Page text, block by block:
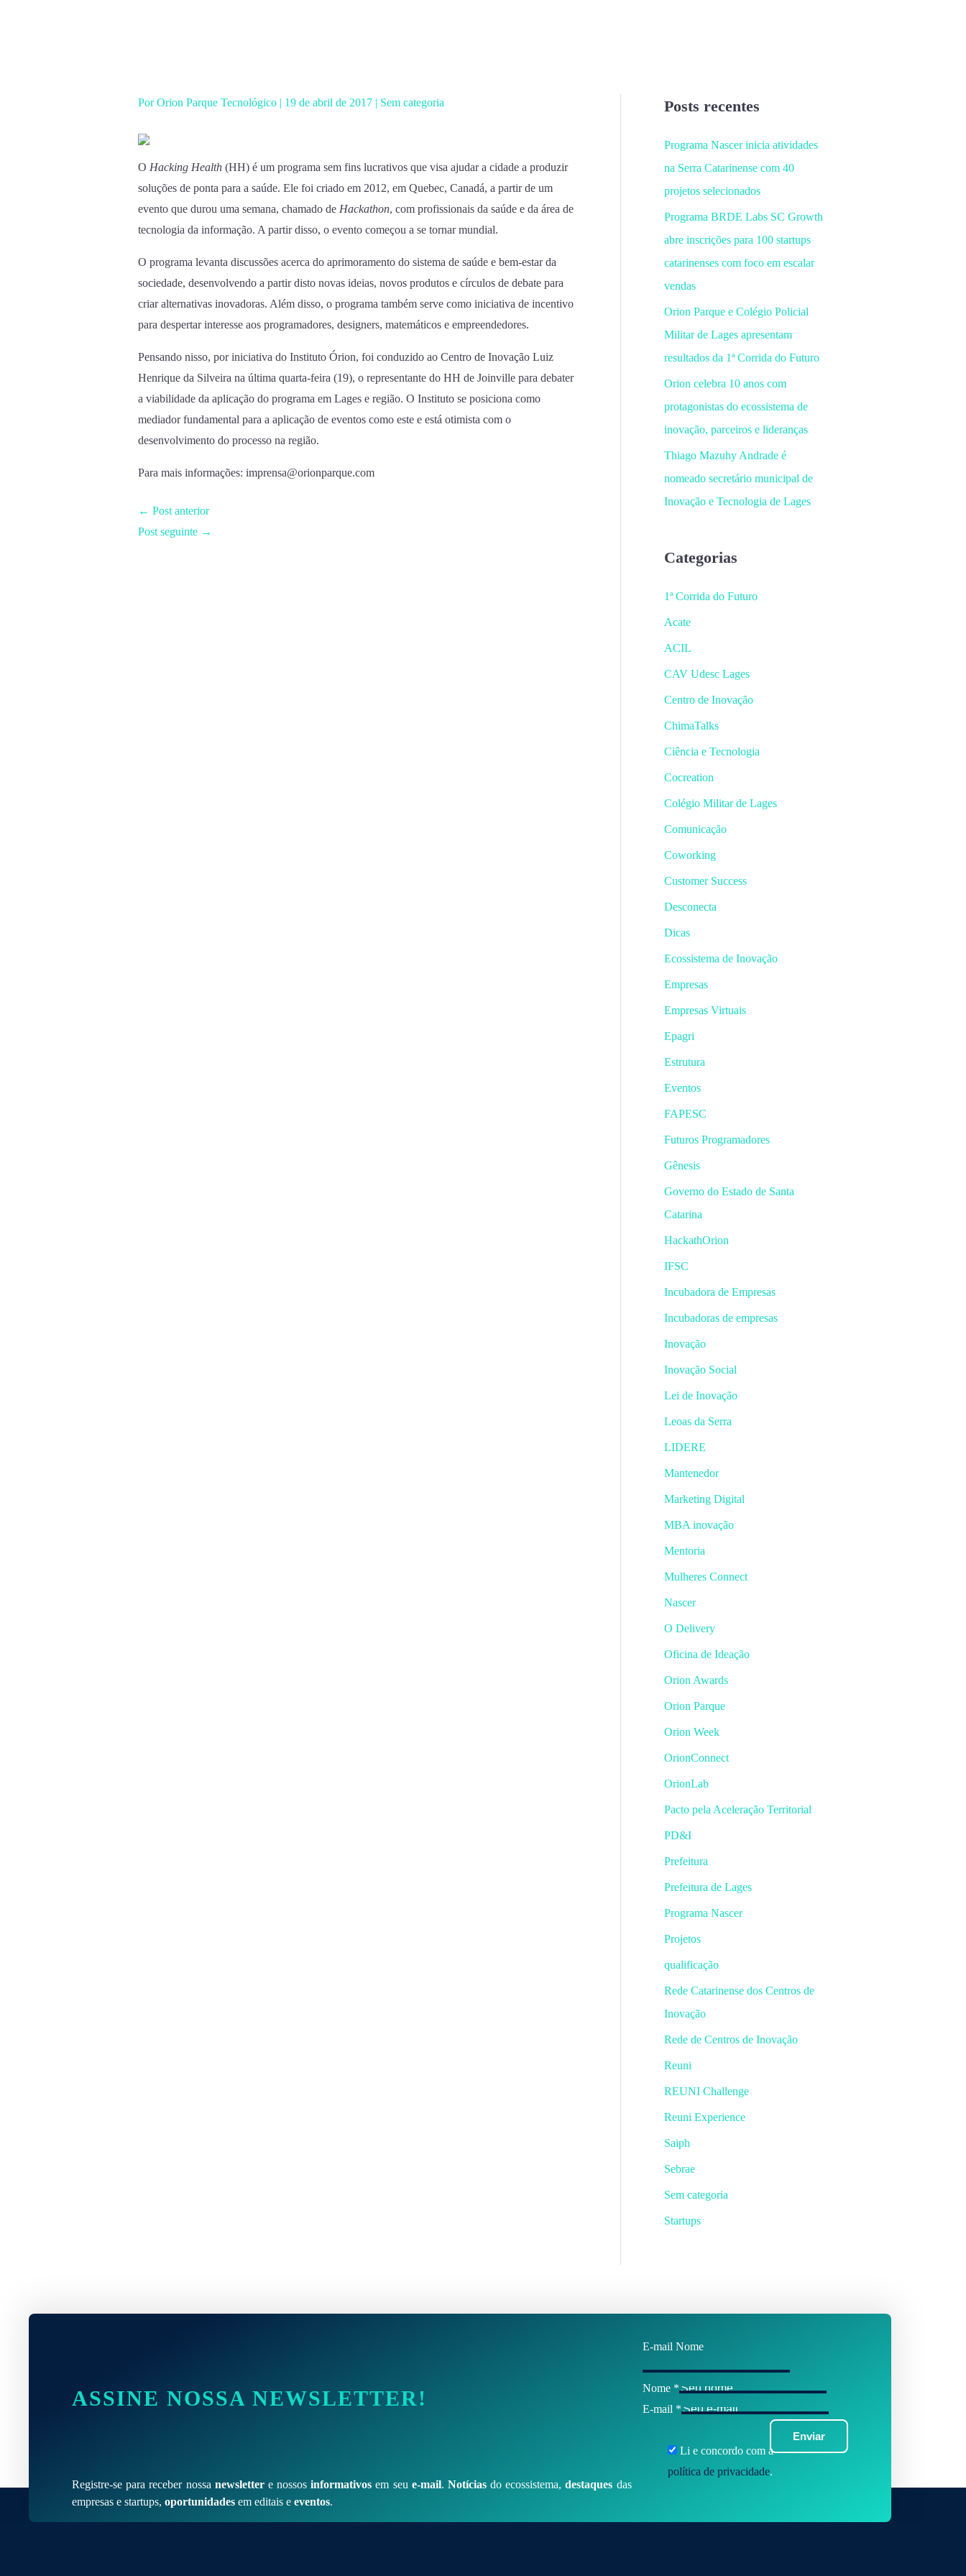
PorOrion Parque Tecnológico | 19 de abril de 2017 | Sem categoria
O Hacking Health (HH) é um programa sem fins lucrativos que visa ajudar a cidade a produzir
soluções de ponta para a saúde. Ele foi criado em 2012, em Quebec, Canadá, a partir de um
evento que durou uma semana, chamado de Hackathon, com profissionais da saúde e da área de
tecnologia da informação. A partir disso, o evento começou a se tornar mundial.
O programa levanta discussões acerca do aprimoramento do sistema de saúde e bem-estar da
sociedade, desenvolvendo a partir disto novas ideias, novos produtos e círculos de debate para
criar alternativas inovadoras. Além disso, o programa também serve como iniciativa de incentivo
para despertar interesse aos programadores, designers, matemáticos e empreendedores.
Pensando nisso, por iniciativa do Instituto Órion, foi conduzido ao Centro de Inovação Luiz
Henrique da Silveira na última quarta-feira (19), o representante do HH de Joinville para debater
a viabilidade da aplicação do programa em Lages e região. O Instituto se posiciona como
mediador fundamental para a aplicação de eventos como este e está otimista com o
desenvolvimento do processo na região.
Para mais informações: imprensa@orionparque.com
← Post anterior
Post seguinte →
Posts recentes
Programa Nascer inicia atividades
na Serra Catarinense com 40
projetos selecionados
Programa BRDE Labs SC Growth
abre inscrições para 100 startups
catarinenses com foco em escalar
vendas
Orion Parque e Colégio Policial
Militar de Lages apresentam
resultados da 1ª Corrida do Futuro
Orion celebra 10 anos com
protagonistas do ecossistema de
inovação, parceiros e lideranças
Thiago Mazuhy Andrade é
nomeado secretário municipal de
Inovação e Tecnologia de Lages
Categorias
1ª Corrida do Futuro
Acate
ACIL
CAV Udesc Lages
Centro de Inovação
ChimaTalks
Ciência e Tecnologia
Cocreation
Colégio Militar de Lages
Comunicação
Coworking
Customer Success
Desconecta
Dicas
Ecossistema de Inovação
Empresas
Empresas Virtuais
Epagri
Estrutura
Eventos
FAPESC
Futuros Programadores
Gênesis
Governo do Estado de Santa
Catarina
HackathOrion
IFSC
Incubadora de Empresas
Incubadoras de empresas
Inovação
Inovação Social
Lei de Inovação
Leoas da Serra
LIDERE
Mantenedor
Marketing Digital
MBA inovação
Mentoria
Mulheres Connect
Nascer
O Delivery
Oficina de Ideação
Orion Awards
Orion Parque
Orion Week
OrionConnect
OrionLab
Pacto pela Aceleração Territorial
PD&I
Prefeitura
Prefeitura de Lages
Programa Nascer
Projetos
qualificação
Rede Catarinense dos Centros de
Inovação
Rede de Centros de Inovação
Reuni
REUNI Challenge
Reuni Experience
Saiph
Sebrae
Sem categoria
Startups
ASSINE NOSSA NEWSLETTER!
Registre-se para receber nossa newslettere nossosinformativos em seu e-mail. Notíciasdo ecossistema,destaques das
empresas e startups, oportunidades em editais e eventos.
E-mail Nome
Nome *
E-mail *
Enviar
Li e concordo com a
política de privacidade.